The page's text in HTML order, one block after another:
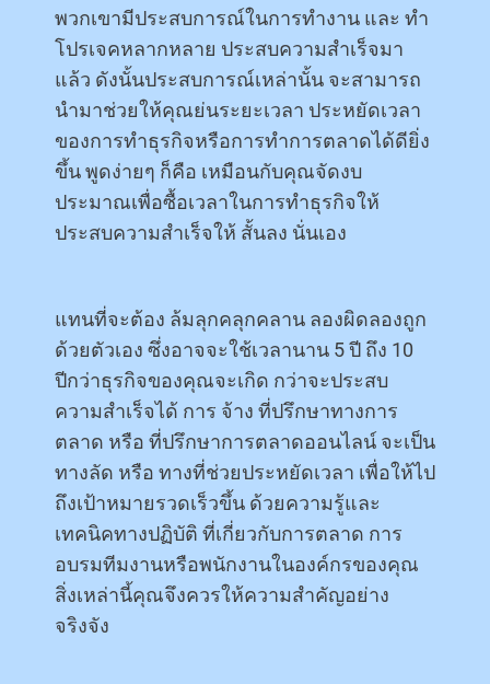
พวกเขามีประสบการณ์ในการทำงาน และ ทำ
โปรเจคหลากหลาย ประสบความสำเร็จมา
แล้ว ดังนั้นประสบการณ์เหล่านั้น จะสามารถ
นำมาช่วยให้คุณย่นระยะเวลา ประหยัดเวลา
ของการทำธุรกิจหรือการทำการตลาดได้ดียิ่ง
ขึ้น พูดง่ายๆ ก็คือ เหมือนกับคุณจัดงบ
ประมาณเพื่อซื้อเวลาในการทำธุรกิจให้
ประสบความสำเร็จให้ สั้นลง นั่นเอง
แทนที่จะต้อง ล้มลุกคลุกคลาน ลองผิดลองถูก
ด้วยตัวเอง ซึ่งอาจจะใช้เวลานาน 5 ปี ถึง 10
ปีกว่าธุรกิจของคุณจะเกิด กว่าจะประสบ
ความสำเร็จได้ การ จ้าง ที่ปรึกษาทางการ
ตลาด หรือ ที่ปรึกษาการตลาดออนไลน์ จะเป็น
ทางลัด หรือ ทางที่ช่วยประหยัดเวลา เพื่อให้ไป
ถึงเป้าหมายรวดเร็วขึ้น ด้วยความรู้และ
เทคนิคทางปฏิบัติ ที่เกี่ยวกับการตลาด การ
อบรมทีมงานหรือพนักงานในองค์กรของคุณ
สิ่งเหล่านี้คุณจึงควรให้ความสำคัญอย่าง
จริงจัง